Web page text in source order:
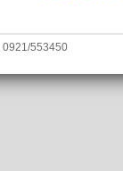
0921/553450